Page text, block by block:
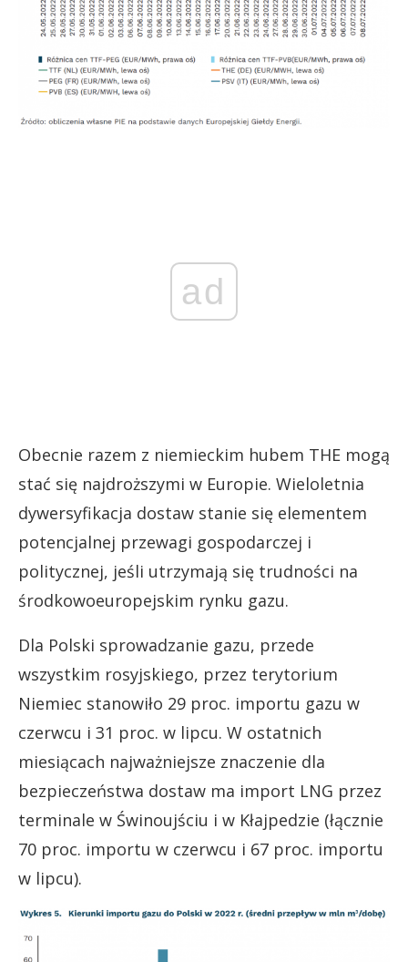
ad
Obecnie razem z niemieckim hubem THE mogą
stać się najdroższymi w Europie. Wieloletnia
dywersyfikacja dostaw stanie się elementem
potencjalnej przewagi gospodarczej i
politycznej, jeśli utrzymają się trudności na
środkowoeuropejskim rynku gazu.
Dla Polski sprowadzanie gazu, przede
wszystkim rosyjskiego, przez terytorium
Niemiec stanowiło 29 proc. importu gazu w
czerwcu i 31 proc. w lipcu. W ostatnich
miesiącach najważniejsze znaczenie dla
bezpieczeństwa dostaw ma import LNG przez
terminale w Świnoujściu i w Kłajpedzie (łącznie
70 proc. importu w czerwcu i 67 proc. importu
w lipcu).